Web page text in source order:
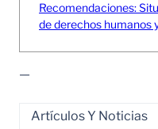
Recomendaciones:
de derechos humanos
—
Artículos Y Noticias